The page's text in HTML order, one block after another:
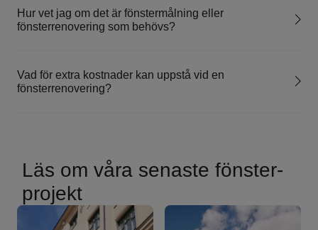
Hur vet jag om det är fönstermålning eller
fönsterrenovering som behövs?
Vad för extra kostnader kan uppstå vid en
fönsterrenovering?
Läs om våra senaste fönster­
projekt